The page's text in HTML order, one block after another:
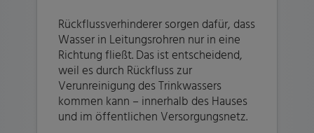
Rückflussverhinderer sorgen dafür, dass
Wasser in Leitungsrohren nur in eine
Richtung fließt. Das ist entscheidend,
weil es durch Rückfluss zur
Verunreinigung des Trinkwassers
kommen kann – innerhalb des Hauses
und im öffentlichen Versorgungsnetz.